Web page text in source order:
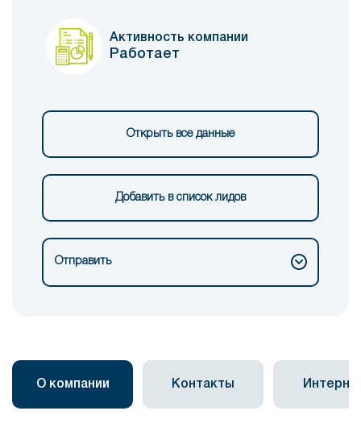
Активность компании
Работает
Открыть все данные
Добавить в список лидов
Отправить
О компании Контакты